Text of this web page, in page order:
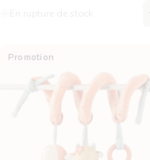
Spirale de Jeu Mila, Lana et
Promotion